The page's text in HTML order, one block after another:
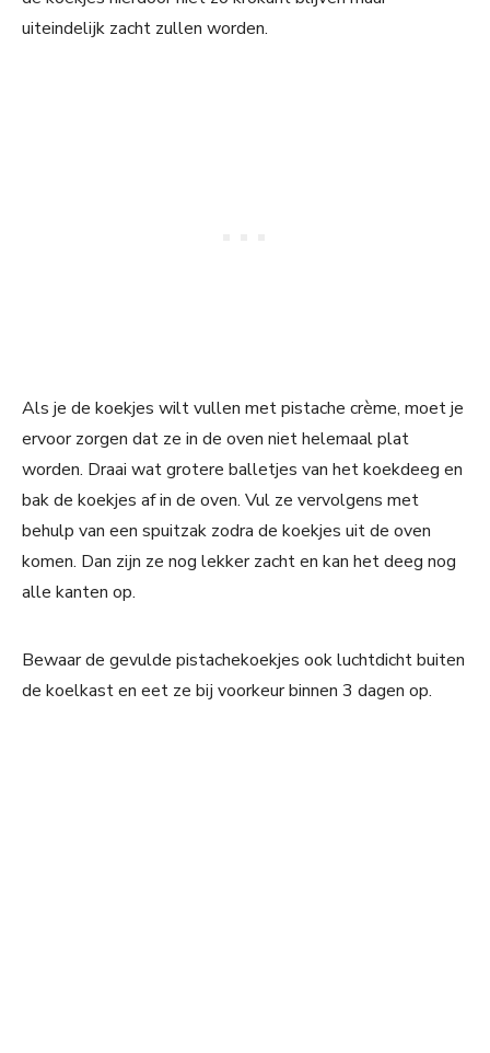
uiteindelijk zacht zullen worden.
Als je de koekjes wilt vullen met pistache crème, moet je
ervoor zorgen dat ze in de oven niet helemaal plat
worden. Draai wat grotere balletjes van het koekdeeg en
bak de koekjes af in de oven. Vul ze vervolgens met
behulp van een spuitzak zodra de koekjes uit de oven
komen. Dan zijn ze nog lekker zacht en kan het deeg nog
alle kanten op.
Bewaar de gevulde pistachekoekjes ook luchtdicht buiten
de koelkast en eet ze bij voorkeur binnen 3 dagen op.